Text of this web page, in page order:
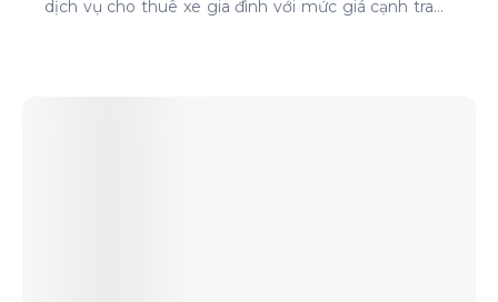
dịch vụ cho thuê xe gia đình với mức giá cạnh tranh